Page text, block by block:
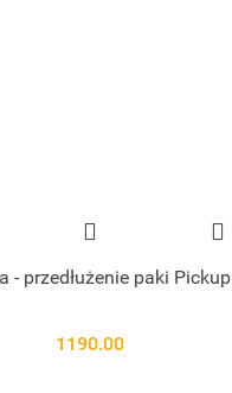
- przedłużenie paki Pickup
1190.00